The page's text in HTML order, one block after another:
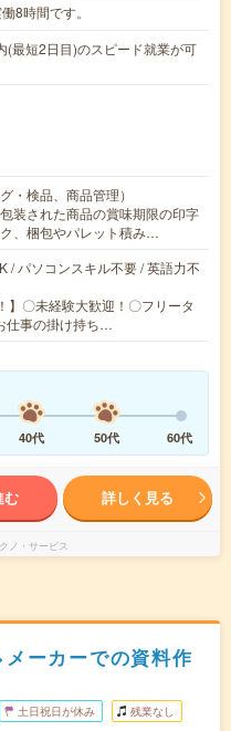
8時間です。
(最短2日目)のスピード就業が可
・検品、商品管理）
装された商品の賞味期限の印字
、梱包やパレット積み…
/ パソコンスキル不要 / 英語力不
】〇未経験大歓迎！〇フリータ
仕事の掛け持ち…
40代 50代 60代
む 詳しく見る
ノ・サービス
ーカーでの資料作
土日祝日が休み 残業なし